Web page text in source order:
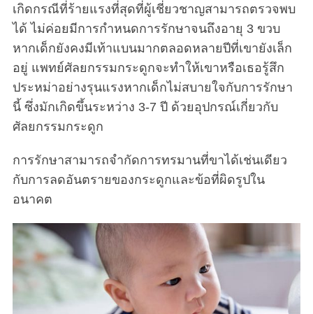
เกิดกรณีที่ร้ายแรงที่สุดที่ผู้เชี่ยวชาญสามารถตรวจพบ
ได้ ไม่ค่อยมีการกำหนดการรักษาจนถึงอายุ 3 ขวบ
หากเด็กยังคงมีเท้าแบนมากตลอดหลายปีที่เขายังเล็ก
อยู่ แพทย์ศัลยกรรมกระดูกจะทำให้เขาหรือเธอรู้สึก
ประหม่าอย่างรุนแรงหากเด็กไม่สบายใจกับการรักษา
นี้ ซึ่งมักเกิดขึ้นระหว่าง 3-7 ปี ด้วยอุปกรณ์เกี่ยวกับ
ศัลยกรรมกระดูก
การรักษาสามารถจำกัดการทรมานที่ขาได้เช่นเดียว
กับการลดอันตรายของกระดูกและข้อที่ผิดรูปใน
อนาคต